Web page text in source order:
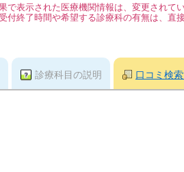
で表示された医療機関情報は、変更されて
付終了時間や希望する診療科の有無は、直
診療科目の説明 口コミ検